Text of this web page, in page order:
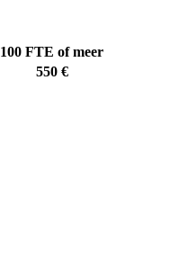
100 FTE of meer
550 €